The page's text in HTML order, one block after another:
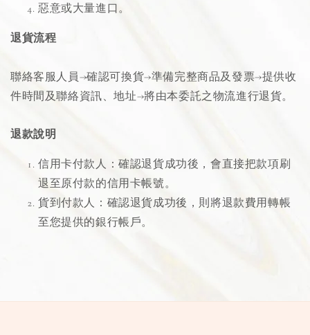
惡意或大量進口。
退貨流程
聯絡客服人員→確認可換貨→準備完整商品及發票→提供收
件時間及聯絡資訊、地址→將由本委託之物流進行退貨。
退款說明
信用卡付款人：確認退貨成功後，會直接把款項刷
退至原付款的信用卡帳號。
貨到付款人：確認退貨成功後，則將退款費用轉帳
至您提供的銀行帳戶。